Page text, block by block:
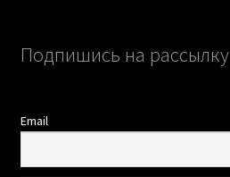
Подпишись на рассылку
Email